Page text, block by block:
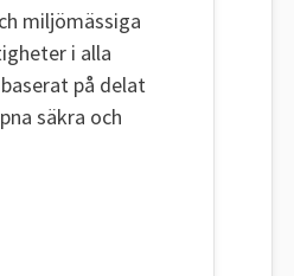
miljömässiga
i alla
på delat
säkra och